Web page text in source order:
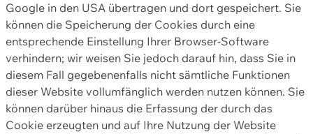
Google in den USA übertragen und dort gespeichert. Sie
können die Speicherung der Cookies durch eine
entsprechende Einstellung Ihrer Browser-Software
verhindern; wir weisen Sie jedoch darauf hin, dass Sie in
diesem Fall gegebenenfalls nicht sämtliche Funktionen
dieser Website vollumfänglich werden nutzen können. Sie
können darüber hinaus die Erfassung der durch das
Cookie erzeugten und auf Ihre Nutzung der Website